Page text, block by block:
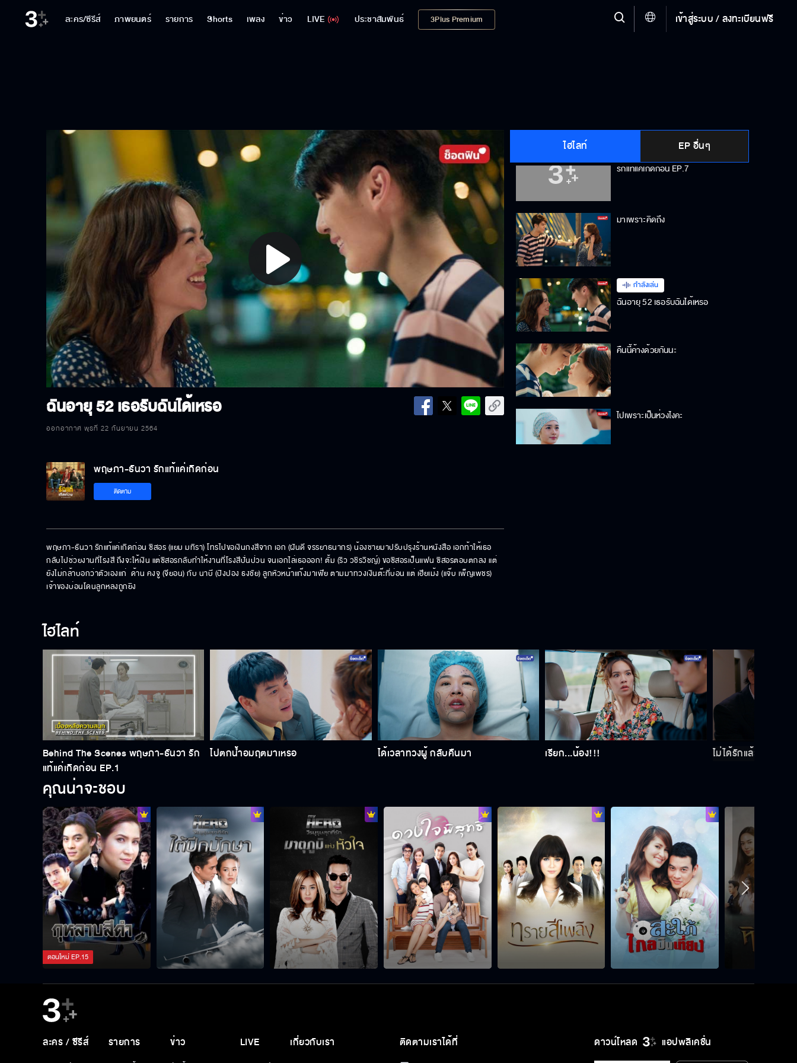
ละคร/ซีรีส์ ภาพยนตร์ รายการ Shorts เพลง ข่าว LIVE ประชาสัมพันธ์ 3Plus Premium เข้าสู่ระบบ / ลงทะเบียนฟรี
Play
Video
ฉันอายุ 52 เธอรับฉันได้เหรอ
ออกอากาศ พุธที่ 22 กันยายน 2564
ไฮไลท์ EP อื่นๆ
ไม่หึงแค่เป็นห่วง
Behind The Scenes พฤษภา-ธันวา
รักแท้แค่เกิดก่อน EP.7
มาเพราะคิดถึง
กำลังเล่น
ฉันอายุ 52 เธอรับฉันได้เหรอ
คืนนี้ค้างด้วยกันนะ
ไปเพราะเป็นห่วงไงคะ
Behind The Scenes พฤษภา-ธันวา
รักแท้แค่เกิดก่อน EP.5
วัดกันด้วยเกมนี้ ชนะต้องไปงาน
เป็นห่วงกลัวนอนไม่หลับอีก
มีพุงก็น่ารักดี
อยากนอนห้องตั้มมั้ย
พฤษภา-ธันวา รักแท้แค่เกิดก่อน
ติดตาม
พฤษภา-ธันวา รักแท้แค่เกิดก่อน ซิสอร (แยม มทิรา) โทรไปขอเงินกงสีจาก เอก (ฝันดี จรรยาธนากร) น้องชายมาปรับปรุงร้านหนังสือ เอกท้าให้เธอ
กลับไปช่วยงานที่โรงสี ถึงจะให้เงิน แต่ซิสอรกลับทำให้งานที่โรงสีปั่นป่วน จนเอกไล่เธอออก! ตั้ม (ริว วชิรวิชญ์) ขอซิสอรเป็นแฟน ซิสอรตอบตกลง แต่
ยังไม่กล้าบอกว่าตัวเองแก่  ด้าน คงจู (จียอน) กับ นาบี (ปิงปอง ธงชัย) ลูกหัวหน้าแก๊งมาเฟีย ตามมาทวงเงินต๊ะที่บ่อน แต่ เฮียเม้ง (แจ๊บ เพ็ญเพชร)
เจ้าของบ่อนโดนลูกหลงถูกยิง
ไฮไลท์
Behind The Scenes พฤษภา-ธันวา รัก
แท้แค่เกิดก่อน EP.1
ไปตกน้ำอมฤตมาเหรอ ได้เวลาทวงผู้ กลับคืนมา เรียก...น้อง!!! ไม่ได้รักแล้ว...เลิกกัน
คุณน่าจะชอบ
ตอนใหม่EP.15
ดาวน์โหลด แอปพลิเคชั่น
ละคร / ซีรีส์ รายการ ข่าว LIVE เกี่ยวกับเรา ติดตามเราได้ที่